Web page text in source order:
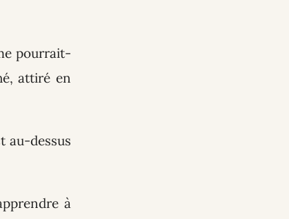
pourrait-
attiré en
au-dessus
à